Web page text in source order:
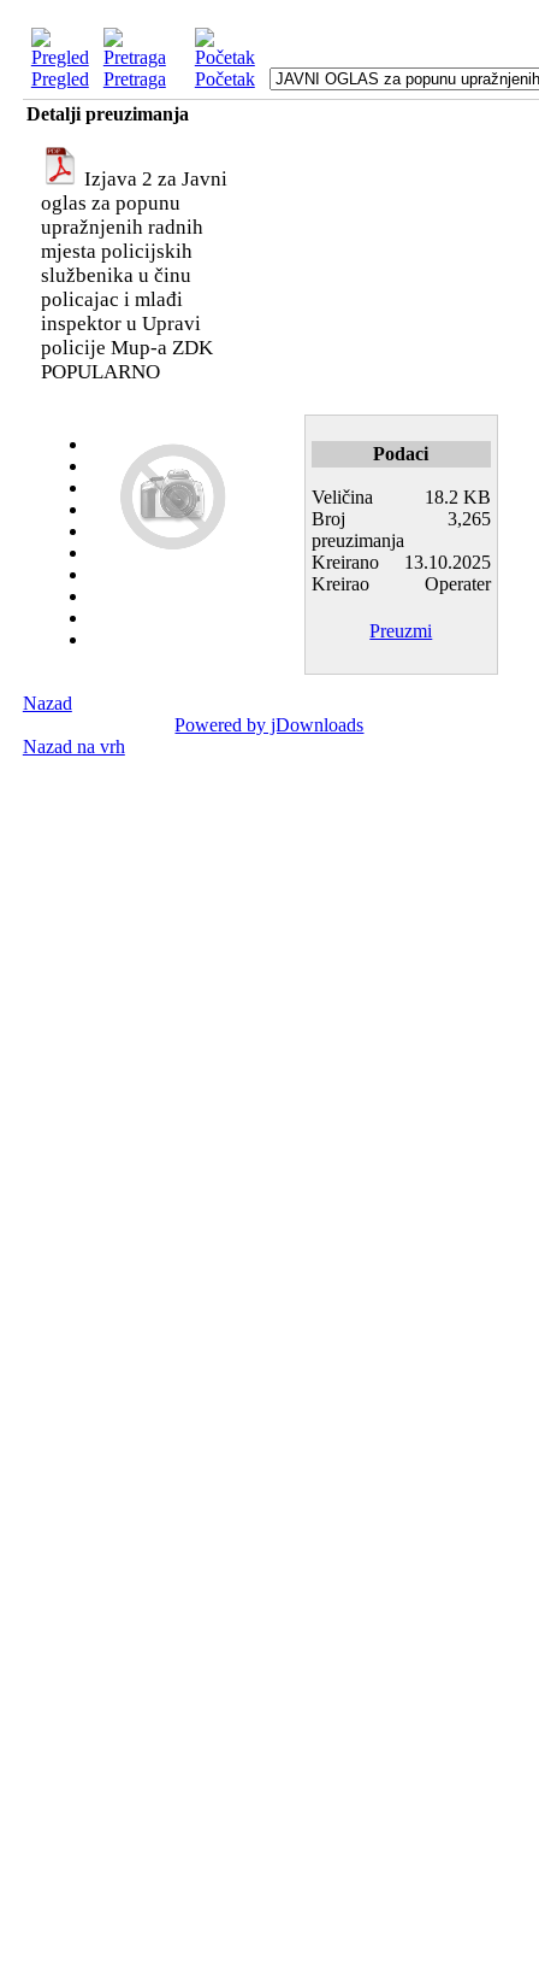
Pregled Pretraga
Početak
Detalji preuzimanja
Izjava 2 za Javni
oglas za popunu
upražnjenih radnih
mjesta policijskih
službenika u činu
policajac i mlađi
inspektor u Upravi
policije Mup-a ZDK
POPULARNO
Podaci
Veličina
18.2 KB
Broj
preuzimanja
3,265
Kreirano
13.10.2025
Kreirao
Operater
Preuzmi
Nazad
Powered by jDownloads
Nazad na vrh